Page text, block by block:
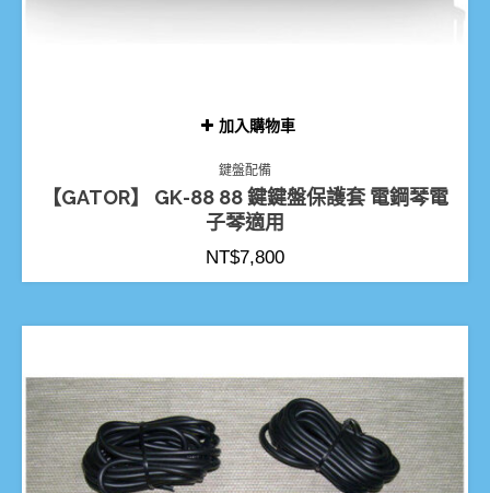
加入購物車
鍵盤配備
【GATOR】 GK-88 88 鍵鍵盤保護套 電鋼琴電
子琴適用
NT$7,800